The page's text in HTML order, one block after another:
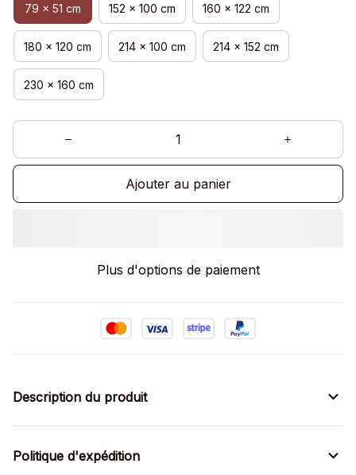
79 x 51 cm 152 x 100 cm 160 x 122 cm
180 x 120 cm 214 x 100 cm 214 x 152 cm
230 x 160 cm
Ajouter au panier
Plus d'options de paiement
Description du produit
Politique d'expédition